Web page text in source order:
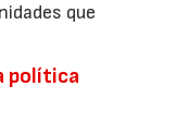
que
política